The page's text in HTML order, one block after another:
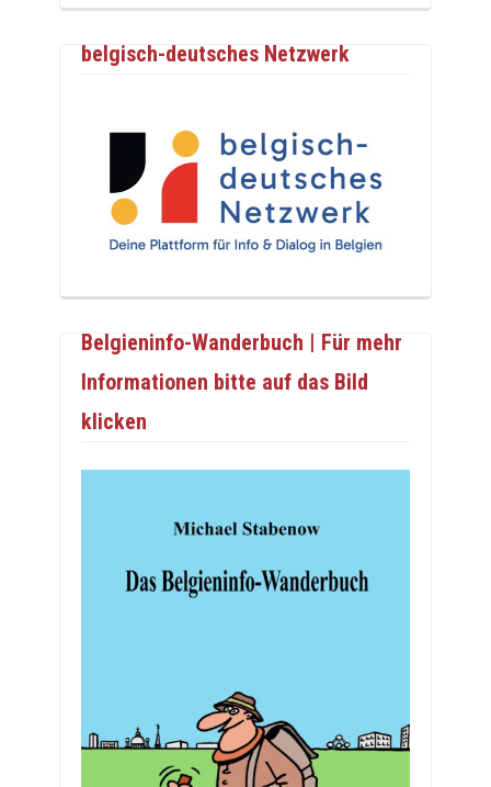
belgisch-deutsches Netzwerk
Belgieninfo-Wanderbuch | Für mehr
Informationen bitte auf das Bild
klicken